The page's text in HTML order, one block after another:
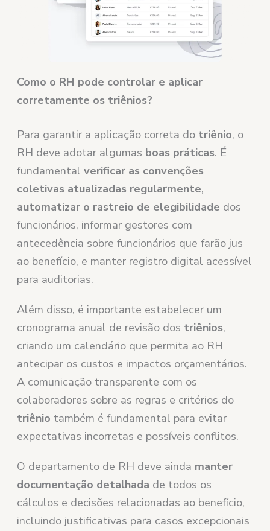
Como o RH pode controlar e aplicar
corretamente os triênios?
Para garantir a aplicação correta do triênio, o
RH deve adotar algumas boas práticas. É
fundamentalverificar as convenções
coletivas atualizadas regularmente,
automatizar o rastreio de elegibilidade dos
funcionários, informar gestores com
antecedência sobre funcionários que farão jus
ao benefício, e manter registro digital acessível
para auditorias.
Além disso, é importante estabelecer um
cronograma anual de revisão dos triênios,
criando um calendário que permita ao RH
antecipar os custos e impactos orçamentários.
A comunicação transparente com os
colaboradores sobre as regras e critérios do
triênio também é fundamental para evitar
expectativas incorretas e possíveis conflitos.
O departamento de RH deve ainda manter
documentação detalhada de todos os
cálculos e decisões relacionadas ao benefício,
incluindo justificativas para casos excepcionais